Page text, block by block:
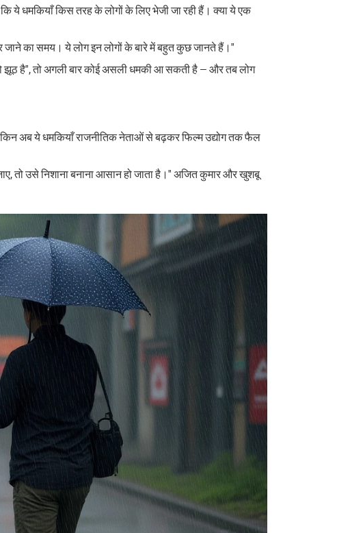
ये धमकियाँ किस तरह के लोगों के लिए भेजी जा रही हैं। क्या ये एक
जाने का समय। ये लोग इन लोगों के बारे में बहुत कुछ जानते हैं।"
झूठ है", तो अगली बार कोई असली धमकी आ सकती है — और तब लोग
अब ये धमकियाँ राजनीतिक नेताओं से बढ़कर फिल्म उद्योग तक फैल
तो उसे निशाना बनाना आसान हो जाता है।" अजित कुमार और खुशबू